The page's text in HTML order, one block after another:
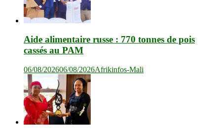
Aide alimentaire russe : 770 tonnes de pois
cassés au PAM
06/08/202606/08/2026Afrikinfos-Mali